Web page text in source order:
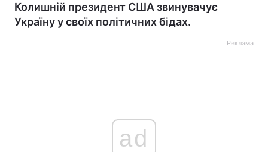
Колишній президент США звинувачує
Україну у своїх політичних бідах.
Реклама
ad